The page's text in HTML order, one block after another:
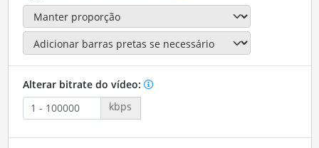
Alterar bitrate do vídeo:
kbps